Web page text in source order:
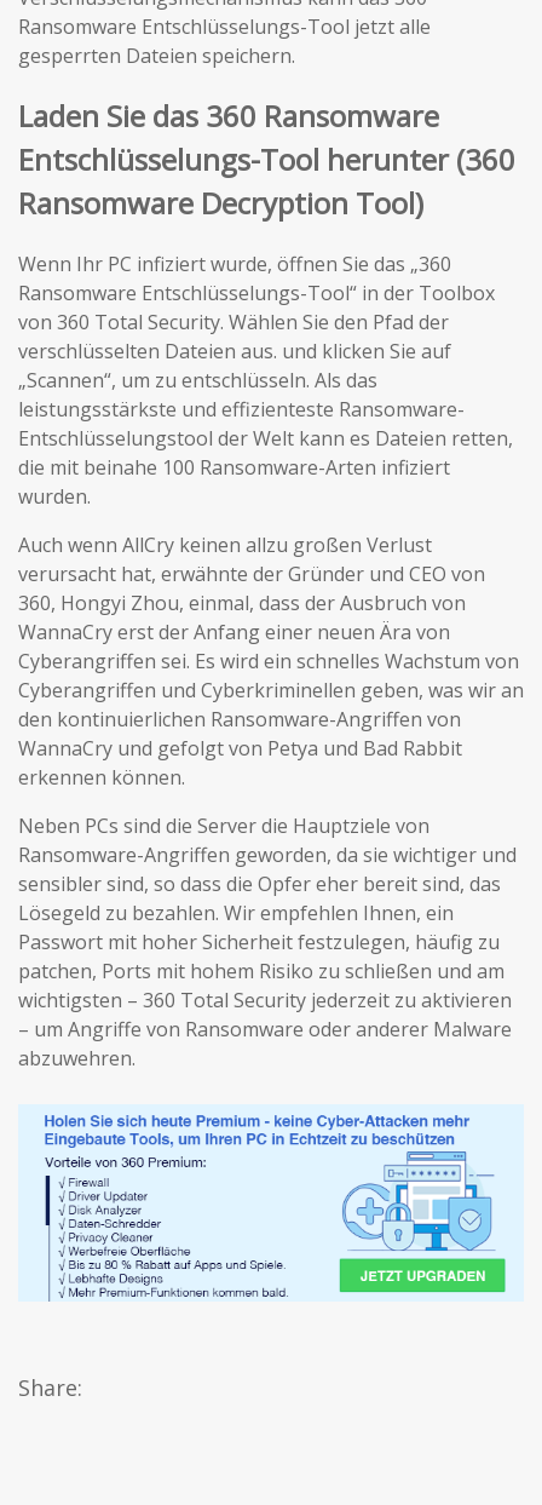
Ransomware Entschlüsselungs-Tool jetzt alle
gesperrten Dateien speichern.
Laden Sie das 360 Ransomware
Entschlüsselungs-Tool herunter (360
Ransomware Decryption Tool)
Wenn Ihr PC infiziert wurde, öffnen Sie das „360
Ransomware Entschlüsselungs-Tool“ in der Toolbox
von 360 Total Security. Wählen Sie den Pfad der
verschlüsselten Dateien aus. und klicken Sie auf
„Scannen“, um zu entschlüsseln. Als das
leistungsstärkste und effizienteste Ransomware-
Entschlüsselungstool der Welt kann es Dateien retten,
die mit beinahe 100 Ransomware-Arten infiziert
wurden.
Auch wenn AllCry keinen allzu großen Verlust
verursacht hat, erwähnte der Gründer und CEO von
360, Hongyi Zhou, einmal, dass der Ausbruch von
WannaCry erst der Anfang einer neuen Ära von
Cyberangriffen sei. Es wird ein schnelles Wachstum von
Cyberangriffen und Cyberkriminellen geben, was wir an
den kontinuierlichen Ransomware-Angriffen von
WannaCry und gefolgt von Petya und Bad Rabbit
erkennen können.
Neben PCs sind die Server die Hauptziele von
Ransomware-Angriffen geworden, da sie wichtiger und
sensibler sind, so dass die Opfer eher bereit sind, das
Lösegeld zu bezahlen. Wir empfehlen Ihnen, ein
Passwort mit hoher Sicherheit festzulegen, häufig zu
patchen, Ports mit hohem Risiko zu schließen und am
wichtigsten – 360 Total Security jederzeit zu aktivieren
– um Angriffe von Ransomware oder anderer Malware
abzuwehren.
Share: